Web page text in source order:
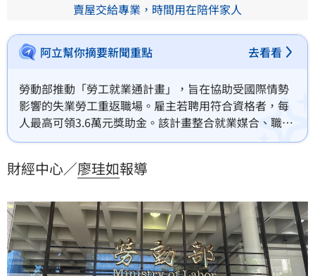
賣屋交給專業，時間用在陪伴家人
阿立幫你摘要新聞重點 去看看
勞動部推動「勞工就業通計畫」，旨在協助受國際情勢
影響的失業勞工重返職場。雇主若聘用符合資格者，每
人最高可領3.6萬元獎助金。該計畫整合就業媒合、職場
訓練與職務再設計，如中高齡轉職者小珍便成功轉銜並
企業補實人力缺口，透過多元獎勵與全方位支持措施，
效。
財經中心／廖珪如報導